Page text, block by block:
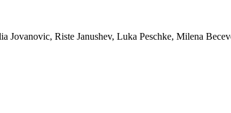
Jovanovic, Riste Janushev, Luka Peschke, Milena